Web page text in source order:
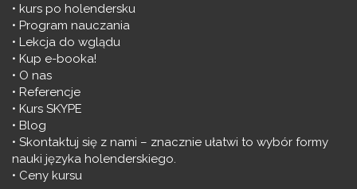
kurs po holendersku
Program nauczania
Lekcja do wglądu
Kup e-booka!
O nas
Referencje
Kurs SKYPE
Blog
Skontaktuj się z nami – znacznie ułatwi to wybór formy
nauki języka holenderskiego.
Ceny kursu